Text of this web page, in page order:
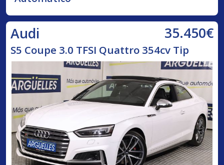
Audi 35.450€
S5 Coupe 3.0 TFSI Quattro 354cv Tip